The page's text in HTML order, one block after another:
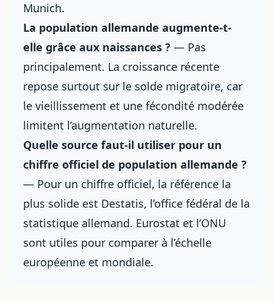
Munich.
La population allemande augmente-t-
elle grâce aux naissances ? — Pas
principalement. La croissance récente
repose surtout sur le solde migratoire, car
le vieillissement et une fécondité modérée
limitent l’augmentation naturelle.
Quelle source faut-il utiliser pour un
chiffre officiel de population allemande ?
— Pour un chiffre officiel, la référence la
plus solide est Destatis, l’office fédéral de la
statistique allemand. Eurostat et l’ONU
sont utiles pour comparer à l’échelle
européenne et mondiale.